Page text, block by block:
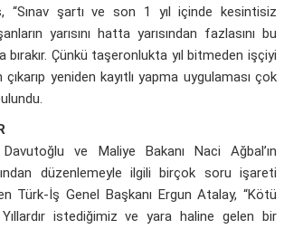
“Sınav şartı ve son 1 yıl içinde kesintisiz
yarısını hatta yarısından fazlasını bu
bırakır. Çünkü taşeronlukta yıl bitmeden işçiyi
yeniden kayıtlı yapma uygulaması çok
ve Maliye Bakanı Naci Ağbal’ın
düzenlemeyle ilgili birçok soru işareti
Türk-İş Genel Başkanı Ergun Atalay, “Kötü
istediğimiz ve yara haline gelen bir